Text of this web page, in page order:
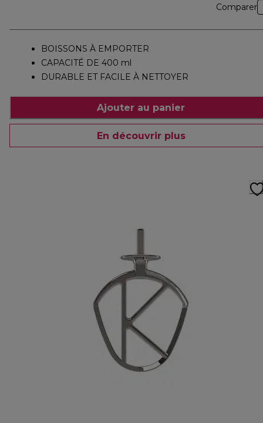
Comparer
BOISSONS À EMPORTER
CAPACITÉ DE 400 ml
DURABLE ET FACILE À NETTOYER
Ajouter au panier
En découvrir plus